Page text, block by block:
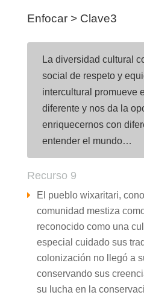
Enfocar > Clave3
La diversidad cultural
social de respeto y
intercultural promueve
diferente y nos da la
enriquecernos con
entender el mundo…
Recurso 9
El pueblo wixaritari,
comunidad mestiza
reconocido como una
especial cuidado sus
colonización no llegó a
conservando sus
su lucha en la